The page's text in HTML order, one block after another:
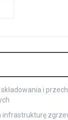
i
infrastrukturę